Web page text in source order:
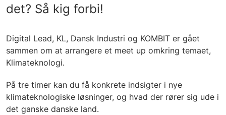
det? Så kig forbi!
Digital Lead, KL, Dansk Industri og KOMBIT er gået
sammen om at arrangere et meet up omkring temaet,
Klimateknologi.
På tre timer kan du få konkrete indsigter i nye
klimateknologiske løsninger, og hvad der rører sig ude i
det ganske danske land.